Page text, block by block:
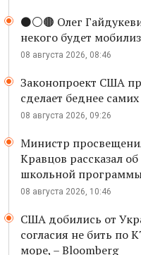
⚫️⚪️🟤 Олег
некого будет
08 августа 2026, 08:46
Законопроект США
сделает беднее
08 августа 2026, 09:26
Министр
Кравцов рассказал
школьной программы
08 августа 2026, 10:46
США добились от
согласия не бить по
море, – Bloomberg